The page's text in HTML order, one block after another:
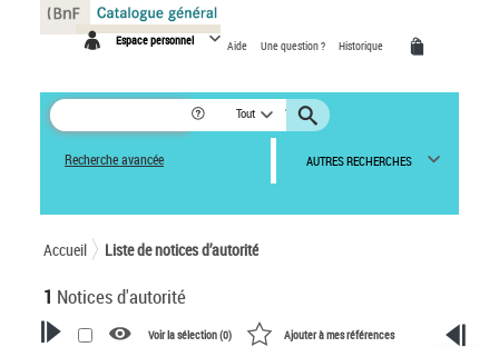
Espace personnel Aide Une question ? Historique
Tout
Recherche avancée AUTRES RECHERCHES
Accueil Liste de notices d’autorité
1 Notices d'autorité
Voir la sélection (0) Ajouter à mes références
Panneau de gestion des cookies